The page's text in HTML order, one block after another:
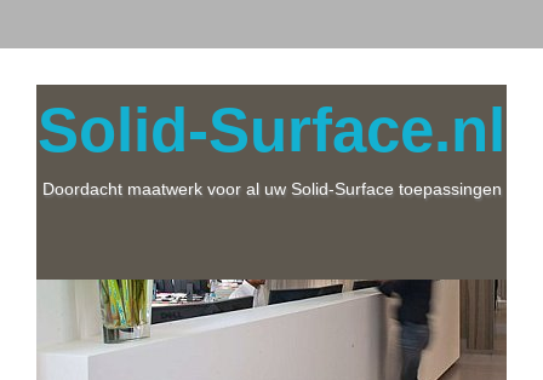
Solid-Surface.nl
Doordacht maatwerk voor al uw Solid-Surface toepassingen